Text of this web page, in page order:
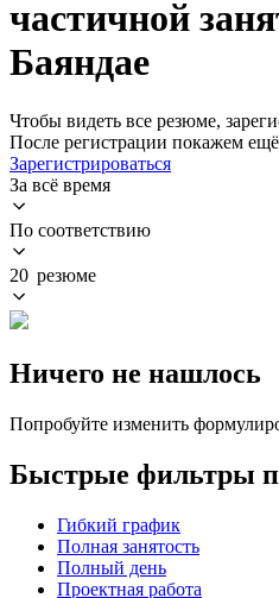
частичной
Баяндае
Чтобы видеть все резюме,
После регистрации покажем
Зарегистрироваться
За всё время
По соответствию
20 резюме
Ничего не нашлось
Попробуйте изменить
Быстрые фильтры
Гибкий график
Полная занятость
Полный день
Проектная работа